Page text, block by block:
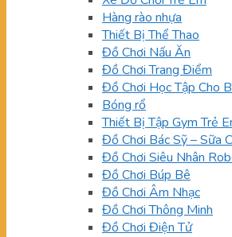
Hàng rào nhựa
Thiết Bị Thể Thao
Đồ Chơi Nấu Ăn
Đồ Chơi Trang Điểm
Đồ Chơi Học Tập Cho
Bóng rổ
Thiết Bị Tập Gym Trẻ
Đồ Chơi Bác Sỹ – Sữa
Đồ Chơi Siêu Nhân
Đồ Chơi Búp Bê
Đồ Chơi Âm Nhạc
Đồ Chơi Thông Minh
Đồ Chơi Điện Tử